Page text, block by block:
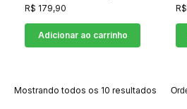
R$ 179,90
Adicionar ao carrinho
R$
Mostrando todos os 10 resultados